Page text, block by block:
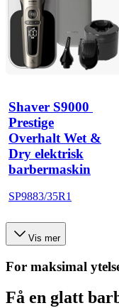
Shaver S9000
Prestige
Overhalt Wet &
Dry elektrisk
barbermaskin
SP9883/35R1
Vis mer
For maksimal
Få en glatt